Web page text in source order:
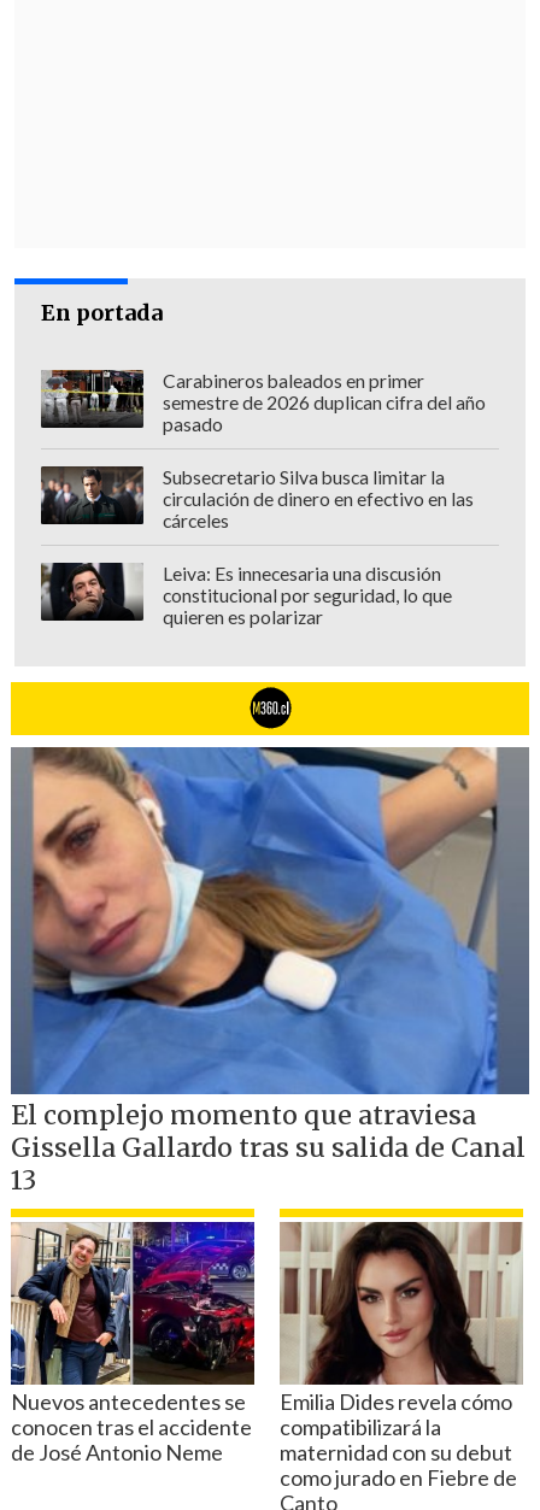
En portada
Carabineros baleados en primer
semestre de 2026 duplican cifra del año
pasado
Subsecretario Silva busca limitar la
circulación de dinero en efectivo en las
cárceles
Leiva: Es innecesaria una discusión
constitucional por seguridad, lo que
quieren es polarizar